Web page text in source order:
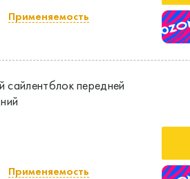
Применяемость
сайлентблок передней
Применяемость